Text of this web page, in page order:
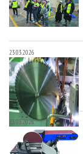
23.03.2026
23.03.2026